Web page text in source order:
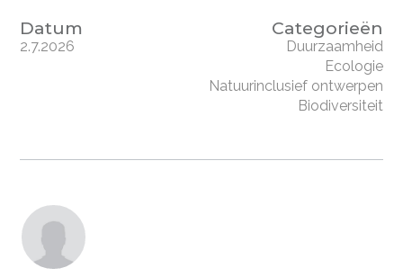
Datum
2.7.2026
Categorieën
Duurzaamheid
Ecologie
Natuurinclusief ontwerpen
Biodiversiteit